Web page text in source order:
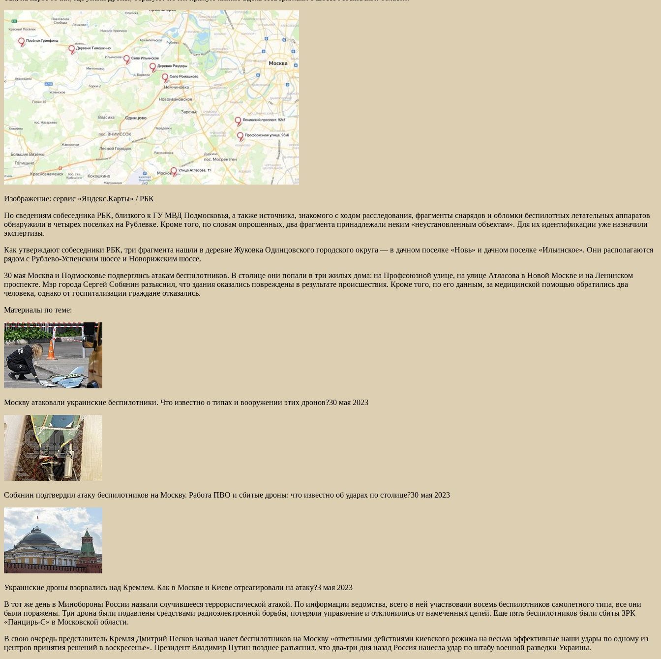
Изображение: сервис «Яндекс.Карты» / РБК
По сведениям собеседника РБК, близкого к ГУ МВД Подмосковья, а также источника, знакомого с ходом расследования, фрагменты снарядов и обломки беспилотных летательных аппаратов
обнаружили в четырех поселках на Рублевке. Кроме того, по словам опрошенных, два фрагмента принадлежали неким «неустановленным объектам». Для их идентификации уже назначили
экспертизы.
Как утверждают собеседники РБК, три фрагмента нашли в деревне Жуковка Одинцовского городского округа — в дачном поселке «Новь» и дачном поселке «Ильинское». Они располагаются
рядом с Рублево-Успенским шоссе и Новорижским шоссе.
30 мая Москва и Подмосковье подверглись атакам беспилотников. В столице они попали в три жилых дома: на Профсоюзной улице, на улице Атласова в Новой Москве и на Ленинском
проспекте. Мэр города Сергей Собянин разъяснил, что здания оказались повреждены в результате происшествия. Кроме того, по его данным, за медицинской помощью обратились два
человека, однако от госпитализации граждане отказались.
Материалы по теме:
Москву атаковали украинские беспилотники. Что известно о типах и вооружении этих дронов?30 мая 2023
Собянин подтвердил атаку беспилотников на Москву. Работа ПВО и сбитые дроны: что известно об ударах по столице?30 мая 2023
Украинские дроны взорвались над Кремлем. Как в Москве и Киеве отреагировали на атаку?3 мая 2023
В тот же день в Минобороны России назвали случившееся террористической атакой. По информации ведомства, всего в ней участвовали восемь беспилотников самолетного типа, все они
были поражены. Три дрона были подавлены средствами радиоэлектронной борьбы, потеряли управление и отклонились от намеченных целей. Еще пять беспилотников были сбиты ЗРК
«Панцирь-С» в Московской области.
В свою очередь представитель Кремля Дмитрий Песков назвал налет беспилотников на Москву «ответными действиями киевского режима на весьма эффективные наши удары по одному из
центров принятия решений в воскресенье». Президент Владимир Путин позднее разъяснил, что два-три дня назад Россия нанесла удар по штабу военной разведки Украины.